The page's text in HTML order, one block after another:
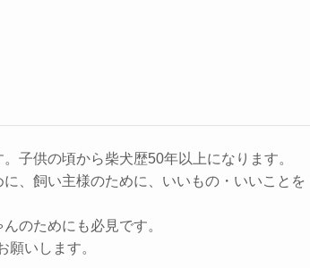
子供の頃から柴犬歴50年以上になります。
に、飼い主様のために、いいもの・いいことを
のためにも必見です。
願いします。